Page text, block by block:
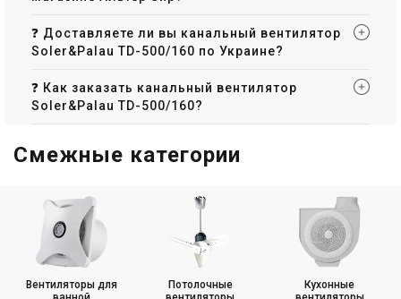
❓ Доставляете ли вы канальный вентилятор
Soler&Palau TD-500/160 по Украине?
❓ Как заказать канальный вентилятор
Soler&Palau TD-500/160?
Смежные категории
Вентиляторы для
Потолочные
Кухонные